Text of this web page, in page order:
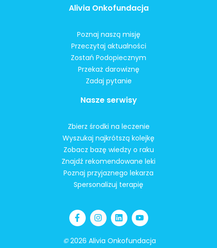
Alivia Onkofundacja
Poznaj naszą misję
Przeczytaj aktualności
Zostań Podopiecznym
Przekaż darowiznę
Zadaj pytanie
Nasze serwisy
Zbierz środki na leczenie
Wyszukaj najkrótszą kolejkę
Zobacz bazę wiedzy o raku
Znajdź rekomendowane leki
Poznaj przyjaznego lekarza
Spersonalizuj terapię
©2026 Alivia Onkofundacja